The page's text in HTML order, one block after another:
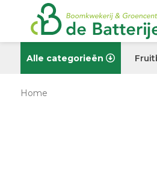
Alle categorieën
Home